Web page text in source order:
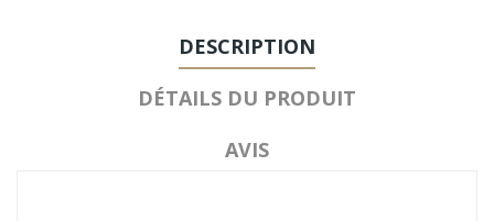
DESCRIPTION
DÉTAILS DU PRODUIT
AVIS